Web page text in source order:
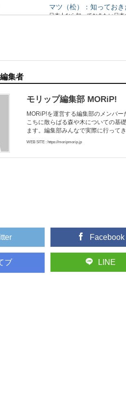
マツ（松）：知ってお
日本人なら知っておきたい日
プロもエンドユ...
無垢材と新建材の違い
私たちが毎日生活する床の上
多いので、素足で直接床に...
日本人なら知っておきたい日
中でも特に耐久性...
集者
モリップ編集部 MORiP!
MORiP!を運営する編集部のメンバ
こちに散らばる森や木についての基
ます。編集部みんなで実際に行って
WEB SITE : https://moripmorip.jp
Facebook
ブ LINE